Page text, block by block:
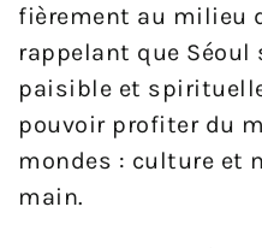
fièrement au milieu
rappelant que
paisible et
pouvoir profiter du
mondes : culture et
main.